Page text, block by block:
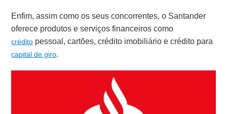
Enfim, assim como os seus concorrentes, o Santander
oferece produtos e serviços financeiros como
crédito pessoal, cartões, crédito imobiliário e crédito para
capital de giro.